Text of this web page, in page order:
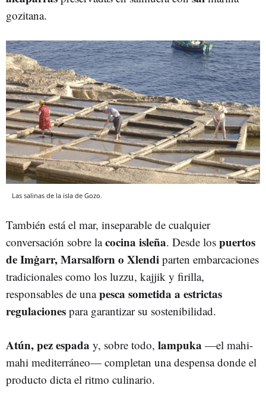
gozitana.
Las salinas de la isla de Gozo.
También está el mar, inseparable de cualquier
conversación sobre lacocina isleña. Desde los puertos
de Imġarr, Marsalforn o Xlendi parten embarcaciones
tradicionales como los luzzu, kajjik y firilla,
responsables de unapesca sometida a estrictas
regulaciones para garantizar su sostenibilidad.
Atún, pez espada y, sobre todo, lampuka —el mahi-
mahi mediterráneo— completan una despensa donde el
producto dicta el ritmo culinario.